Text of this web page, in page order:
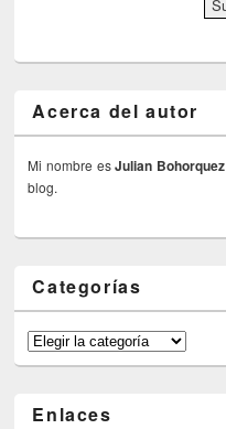
Acerca del autor
Mi nombre esJulian Bohorquez
blog.
Categorías
Categorías
Enlaces